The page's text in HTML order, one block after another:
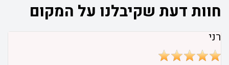
חוות דעת שקיבלנו על המקום
רני